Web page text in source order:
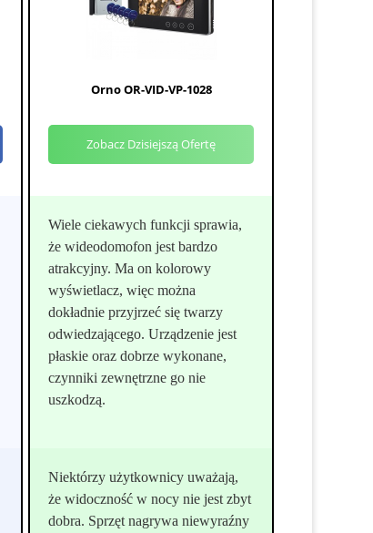
Orno OR-VID-VP-1028
Zobacz Dzisiejszą Ofertę
Wiele ciekawych funkcji sprawia,
że wideodomofon jest bardzo
atrakcyjny. Ma on kolorowy
wyświetlacz, więc można
dokładnie przyjrzeć się twarzy
odwiedzającego. Urządzenie jest
płaskie oraz dobrze wykonane,
czynniki zewnętrzne go nie
uszkodzą.
Niektórzy użytkownicy uważają,
że widoczność w nocy nie jest zbyt
dobra. Sprzęt nagrywa niewyraźny